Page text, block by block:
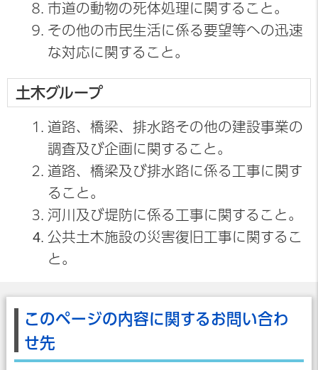
市道の動物の死体処理に関すること。
その他の市民生活に係る要望等への迅速
な対応に関すること。
土木グループ
道路、橋梁、排水路その他の建設事業の
調査及び企画に関すること。
道路、橋梁及び排水路に係る工事に関す
ること。
河川及び堤防に係る工事に関すること。
公共土木施設の災害復旧工事に関するこ
と。
このページの内容に関するお問い合わ
せ先